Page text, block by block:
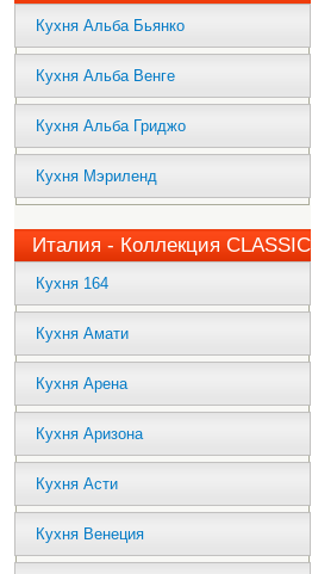
Кухня Альба Бьянко
Кухня Альба Венге
Кухня Альба Гриджо
Кухня Мэриленд
Италия - Коллекция CLASSIC
Кухня 164
Кухня Амати
Кухня Арена
Кухня Аризона
Кухня Асти
Кухня Венеция